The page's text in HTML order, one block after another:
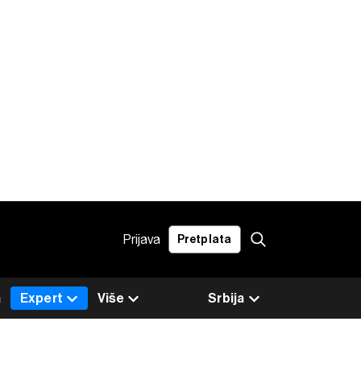
Prijava Pretplata
Srbija
Expert Više